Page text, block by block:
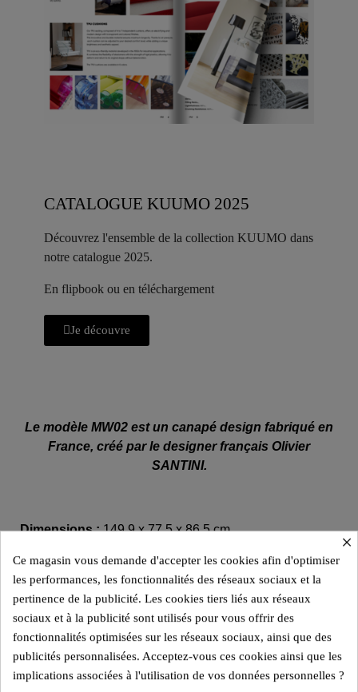
CATALOGUE KUUMO 2025
Découvrez l'ensemble de la collection KUUMO dans
notre catalogue 2025.
En flipbook ou en téléchargement
Je découvre
Le modèle MW02 est un canapé design fabriqué en
France, créé par le designer français Olivier
SANTINI.
Dimensions :149,9 x 77,5 x 86,5 cm.
Poids :42 kg.
Poids maximum supporté : 300 kg.
Parois :en PMMA.
×
Ce magasin vous demande d'accepter les cookies afin d'optimiser
les performances, les fonctionnalités des réseaux sociaux et la
pertinence de la publicité. Les cookies tiers liés aux réseaux
sociaux et à la publicité sont utilisés pour vous offrir des
fonctionnalités optimisées sur les réseaux sociaux, ainsi que des
publicités personnalisées. Acceptez-vous ces cookies ainsi que les
implications associées à l'utilisation de vos données personnelles ?